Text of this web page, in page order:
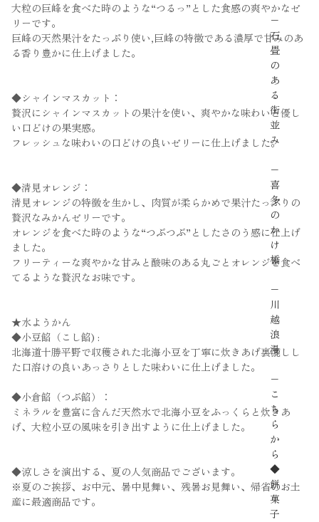
−
石
畳
の
あ
る
街
並
み
−
喜
多
の
か
け
橋
−
川
越
浪
漫
−
こ
ち
ら
か
ら
◆
餅
菓
子
大粒の巨峰を食べた時のような“つるっ”とした食感の爽やかなゼ
リーです。
巨峰の天然果汁をたっぷり使い,巨峰の特徴である濃厚で甘みのあ
る香り豊かに仕上げました。
◆シャインマスカット：
贅沢にシャインマスカットの果汁を使い、爽やかな味わいと優し
い口どけの果実感。
フレッシュな味わいの口どけの良いゼリーに仕上げました。
◆清見オレンジ：
清見オレンジの特徴を生かし、肉質が柔らかめで果汁たっぷりの
贅沢なみかんゼリーです。
オレンジを食べた時のような“つぶつぶ”としたさのう感に仕上げ
ました。
フリーティーな爽やかな甘みと酸味のある丸ごとオレンジを食べ
てるような贅沢なお味です。
★水ようかん
◆小豆餡（こし餡) :
北海道十勝平野で収穫された北海小豆を丁寧に炊きあげ裏漉しし
た口溶けの良いあっさりとした味わいに仕上げました。
◆小倉餡（つぶ餡）：
ミネラルを豊富に含んだ天然水で北海小豆をふっくらと炊きあ
げ、大粒小豆の風味を引き出すように仕上げました。
◆涼しさを演出する、夏の人気商品でございます。
※夏のご挨拶、お中元、暑中見舞い、残暑お見舞い、帰省のお土
産に最適商品です。